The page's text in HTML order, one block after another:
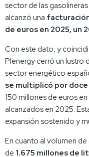
sector de las
alcanzó una
de euros en 2025, un
Con este dato, y
Plenergy cerró un lustro
sector energético
se multiplicó por doce
150 millones de euros
alcanzados en 2025.
expansión sostenido y
En cuanto al volumen
de 1.675 millones de